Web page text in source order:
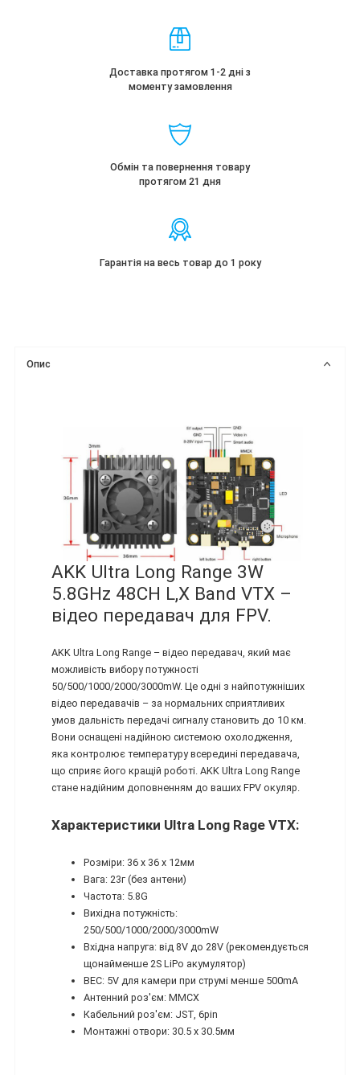
Доставка протягом 1-2 дні з
моменту замовлення
Обмін та повернення товару
протягом 21 дня
Гарантія на весь товар до 1 року
Опис
AKK Ultra Long Range 3W
5.8GHz 48CH L,X Band VTX –
відео передавач для FPV.
AKK Ultra Long Range – відео передавач, який має
можливість вибору потужності
50/500/1000/2000/3000mW. Це одні з найпотужніших
відео передавачів – за нормальних сприятливих
умов дальність передачі сигналу становить до 10 км.
Вони оснащені надійною системою охолодження,
яка контролює температуру всередині передавача,
що сприяє його кращій роботі. AKK Ultra Long Range
стане надійним доповненням до ваших FPV окуляр.
Характеристики Ultra Long Rage VTX:
Розміри: 36 x 36 х 12мм
Вага: 23г (без антени)
Частота: 5.8G
Вихідна потужність:
250/500/1000/2000/3000mW
Вхідна напруга: від 8V до 28V (рекомендується
щонайменше 2S LiPo акумулятор)
BEC: 5V для камери при струмі менше 500mA
Антенний роз'єм: MMCX
Кабельний роз'єм: JST, 6pin
Монтажні отвори: 30.5 x 30.5мм